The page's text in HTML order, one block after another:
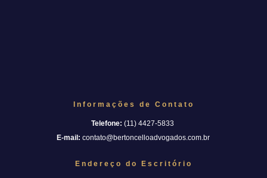
Informações de Contato
Telefone: (11) 4427-5833
E-mail: contato@bertoncelloadvogados.com.br
Endereço do Escritório